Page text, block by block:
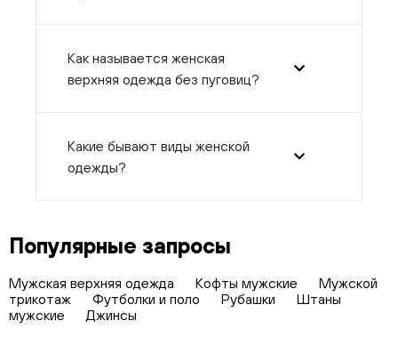
Как называется женская
верхняя одежда без пуговиц?
Какие бывают виды женской
одежды?
Популярные запросы
Мужская верхняя одежда Кофты мужские
Мужской
трикотаж
Футболки и поло Рубашки
Штаны
мужские
Джинсы